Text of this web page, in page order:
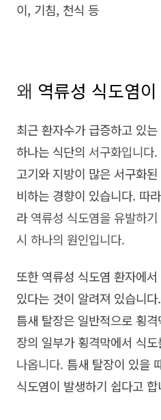
이, 기침, 천식 등
왜 역류성 식도염이
최근 환자수가 급증하고 있
하나는 식단의 서구화입니다.
고기와 지방이 많은 서구화
비하는 경향이 있습니다. 따
라 역류성 식도염을 유발하
시 하나의 원인입니다.
또한 역류성 식도염 환자에
있다는 것이 알려져 있습니다.
틈새 탈장은 일반적으로 횡
장의 일부가 횡격막에서 식
나옵니다. 틈새 탈장이 있을
식도염이 발생하기 쉽다고 합